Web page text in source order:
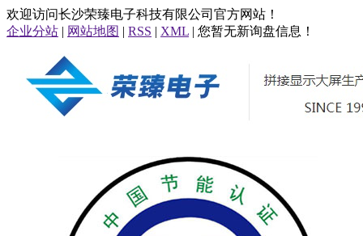
欢迎访问长沙荣臻电子科技有限公司官方网站！
企业分站 | 网站地图 | RSS | XML | 您暂无新询盘信息！